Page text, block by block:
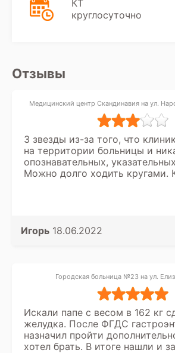
КТ
круглосуточно
Отзывы
Медицинский центр Скандинавия на ул.
3 звезды из-за того, что
на территории больницы и
опознавательных,
Можно долго ходить кругами.
ждать час, а по факту минут
Игорь 18.06.2022
Городская больница №23 на ул.
Искали папе с весом в 162 кг
желудка. После ФГДС
назначил пройти
хотел брать. В итоге нашли и